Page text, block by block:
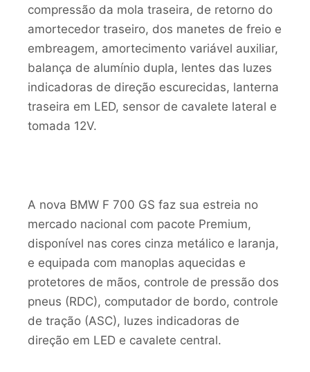
compressão da mola traseira, de retorno do
amortecedor traseiro, dos manetes de freio e
embreagem, amortecimento variável auxiliar,
balança de alumínio dupla, lentes das luzes
indicadoras de direção escurecidas, lanterna
traseira em LED, sensor de cavalete lateral e
tomada 12V.
A nova BMW F 700 GS faz sua estreia no
mercado nacional com pacote Premium,
disponível nas cores cinza metálico e laranja,
e equipada com manoplas aquecidas e
protetores de mãos, controle de pressão dos
pneus (RDC), computador de bordo, controle
de tração (ASC), luzes indicadoras de
direção em LED e cavalete central.